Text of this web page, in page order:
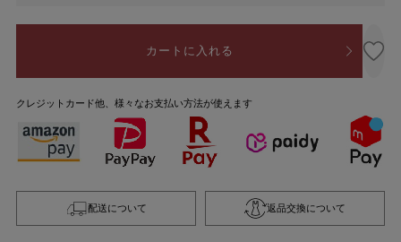
カートに入れる
クレジットカード他、様々なお支払い方法が使えます
配送について 返品交換について